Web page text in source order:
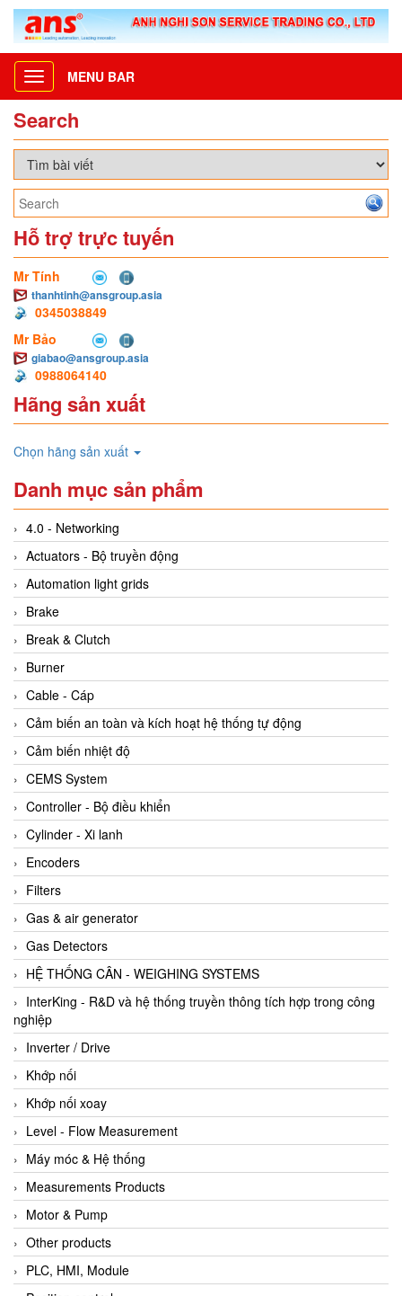
Toggle
navigation
MENU BAR
Search
Hỗ trợ trực tuyến
Mr Tính
thanhtinh@ansgroup.asia
0345038849
Mr Bảo
giabao@ansgroup.asia
0988064140
Hãng sản xuất
Chọn hãng sản xuất
Danh mục sản phẩm
4.0 - Networking
Actuators - Bộ truyền động
Automation light grids
Brake
Break & Clutch
Burner
Cable - Cáp
Cảm biến an toàn và kích hoạt hệ thống tự động
Cảm biến nhiệt độ
CEMS System
Controller - Bộ điều khiển
Cylinder - Xi lanh
Encoders
Filters
Gas & air generator
Gas Detectors
HỆ THỐNG CÂN - WEIGHING SYSTEMS
InterKing - R&D và hệ thống truyền thông tích hợp trong công
nghiệp
Inverter / Drive
Khớp nối
Khớp nối xoay
Level - Flow Measurement
Máy móc & Hệ thống
Measurements Products
Motor & Pump
Other products
PLC, HMI, Module